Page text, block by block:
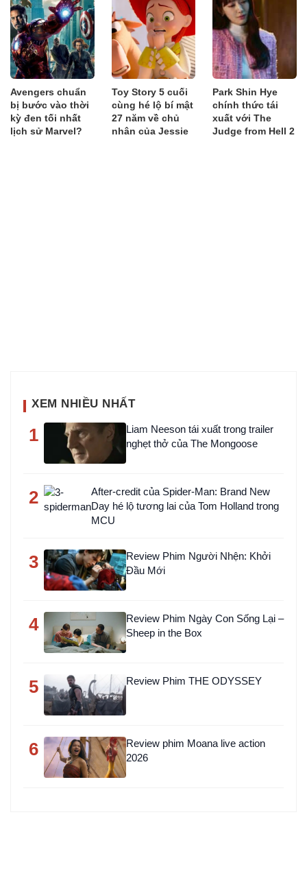
Avengers chuẩn
bị bước vào thời
kỳ đen tối nhất
lịch sử Marvel?
Toy Story 5 cuối
cùng hé lộ bí mật
27 năm về chủ
nhân của Jessie
Park Shin Hye
chính thức tái
xuất với The
Judge from Hell 2
XEM NHIỀU NHẤT
1
Liam Neeson tái xuất trong trailer
nghẹt thở của The Mongoose
2
After-credit của Spider-Man: Brand New
Day hé lộ tương lai của Tom Holland trong
MCU
3
Review Phim Người Nhện: Khởi
Đầu Mới
4
Review Phim Ngày Con Sống Lại –
Sheep in the Box
5 Review Phim THE ODYSSEY
6
Review phim Moana live action
2026